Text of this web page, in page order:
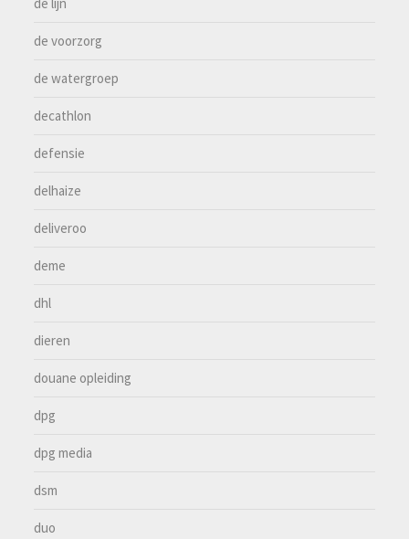
de voorzorg
de watergroep
decathlon
defensie
delhaize
deliveroo
deme
dhl
dieren
douane opleiding
dpg
dpg media
dsm
duo